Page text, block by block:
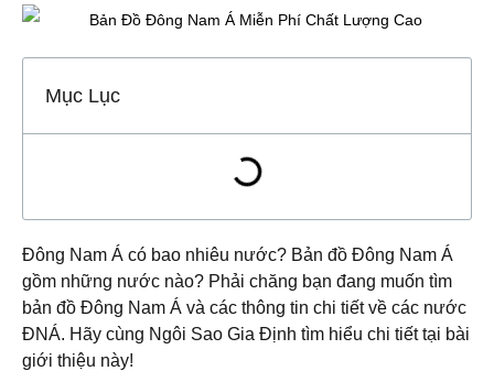
Mục Lục
Đông Nam Á có bao nhiêu nước? Bản đồ Đông Nam Á
gồm những nước nào? Phải chăng bạn đang muốn tìm
bản đồ Đông Nam Á và các thông tin chi tiết về các nước
ĐNÁ. Hãy cùng Ngôi Sao Gia Định tìm hiểu chi tiết tại bài
giới thiệu này!